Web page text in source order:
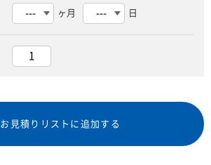
ヶ月 日
お見積りリストに追加する